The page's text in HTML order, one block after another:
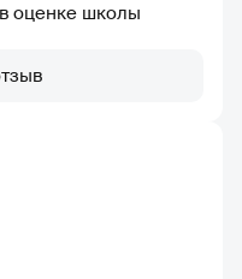
оценке школы